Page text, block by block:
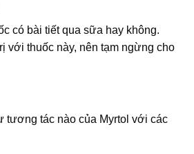
có bài tiết qua sữa hay không.
với thuốc này, nên tạm ngừng cho
tương tác nào của Myrtol với các